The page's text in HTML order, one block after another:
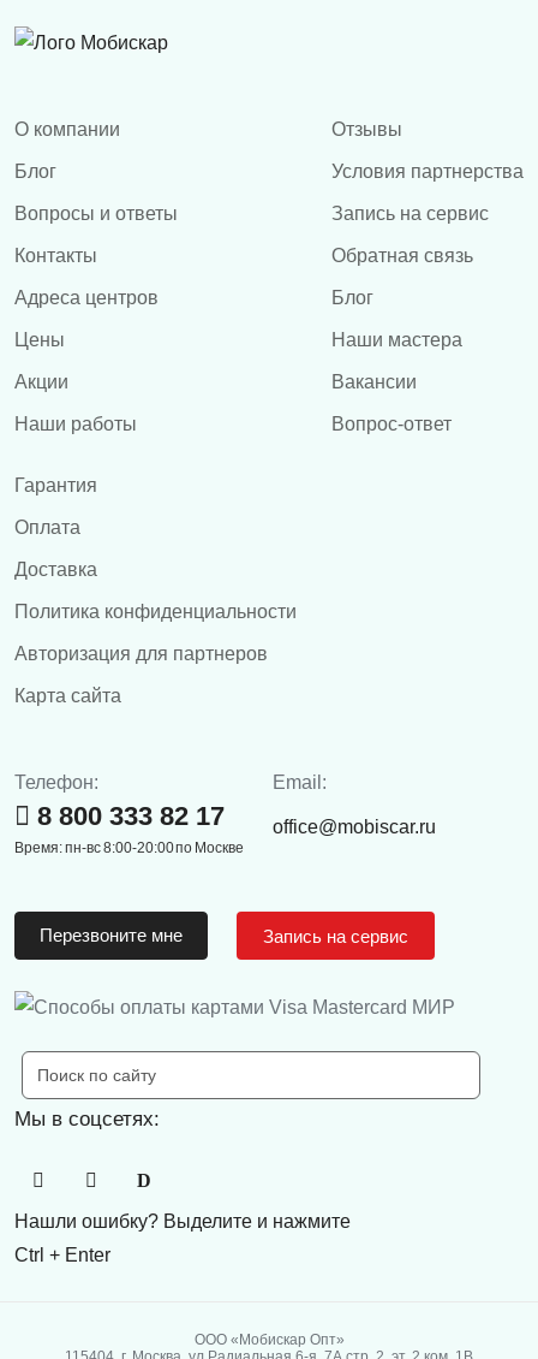
О компании
Блог
Вопросы и ответы
Контакты
Адреса центров
Цены
Акции
Наши работы
Отзывы
Условия партнерства
Запись на сервис
Обратная связь
Блог
Наши мастера
Вакансии
Вопрос-ответ
Гарантия
Оплата
Доставка
Политика конфиденциальности
Авторизация для партнеров
Карта сайта
Телефон:
8 800 333 82 17
Время: пн-вс 8:00-20:00 по Москве
Email:
office@mobiscar.ru
Перезвоните мне Запись на сервис
Мы в соцсетях:
Нашли ошибку? Выделите и нажмите
Ctrl + Enter
ООО «Мобискар Опт»